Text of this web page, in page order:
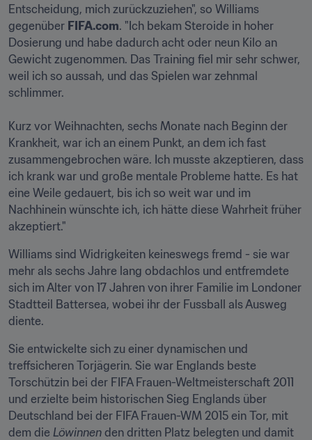
Entscheidung, mich zurückzuziehen", so Williams
gegenüber FIFA.com. "Ich bekam Steroide in hoher
Dosierung und habe dadurch acht oder neun Kilo an
Gewicht zugenommen. Das Training fiel mir sehr schwer,
weil ich so aussah, und das Spielen war zehnmal
schlimmer.
Kurz vor Weihnachten, sechs Monate nach Beginn der
Krankheit, war ich an einem Punkt, an dem ich fast
zusammengebrochen wäre. Ich musste akzeptieren, dass
ich krank war und große mentale Probleme hatte. Es hat
eine Weile gedauert, bis ich so weit war und im
Nachhinein wünschte ich, ich hätte diese Wahrheit früher
akzeptiert."
Williams sind Widrigkeiten keineswegs fremd - sie war
mehr als sechs Jahre lang obdachlos und entfremdete
sich im Alter von 17 Jahren von ihrer Familie im Londoner
Stadtteil Battersea, wobei ihr der Fussball als Ausweg
diente.
Sie entwickelte sich zu einer dynamischen und
treffsicheren Torjägerin. Sie war Englands beste
Torschützin bei der FIFA Frauen-Weltmeisterschaft 2011
und erzielte beim historischen Sieg Englands über
Deutschland bei der FIFA Frauen-WM 2015 ein Tor, mit
dem die Löwinnen den dritten Platz belegten und damit